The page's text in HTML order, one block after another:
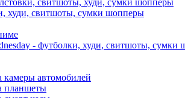
свитшоты, худи, сумки шопперы
худи, свитшоты, сумки шопперы
- футболки, худи, свитшоты, сумки
автомобилей
планшеты